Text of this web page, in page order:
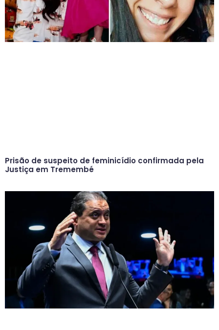
Prisão de suspeito de feminicídio confirmada pela
Justiça em Tremembé